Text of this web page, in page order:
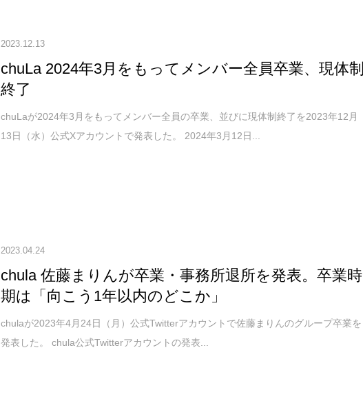
2023.12.13
chuLa 2024年3月をもってメンバー全員卒業、現体制
終了
chuLaが2024年3月をもってメンバー全員の卒業、並びに現体制終了を2023年12月
13日（水）公式Xアカウントで発表した。 2024年3月12日...
2023.04.24
chula 佐藤まりんが卒業・事務所退所を発表。卒業時
期は「向こう1年以内のどこか」
chulaが2023年4月24日（月）公式Twitterアカウントで佐藤まりんのグループ卒業を
発表した。 chula公式Twitterアカウントの発表...